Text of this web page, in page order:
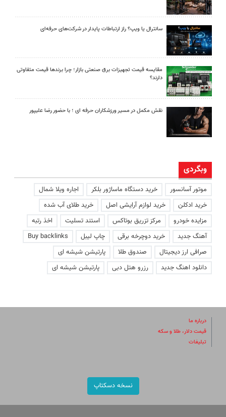
سانترال یا ویپ؟ راز ارتباطات پایدار در شرکت‌های حرفه‌ای
مقایسه قیمت تجهیزات برق صنعتی بازار؛ چرا برندها قیمت متفاوتی
دارند؟
نقش مکمل در مسیر ورزشکاران حرفه ای ؛ با حضور رضا علیپور
وبگردی
موتور آسانسور خرید دستگاه ماساژور بلکر
اجاره ویلا شمال
خرید ادکلن
خرید لوازم آرایشی اصل
خرید طلای آب شده
مزایده خودرو
مرکز تزریق بوتاکس استند تسلیت
اخذ رتبه
آهنگ جدید
خرید دوچرخه برقی چاپ لیبل
Buy backlinks
صرافی ارز دیجیتال
صندوق طلا
پارتیشن شیشه ای
دانلود اهنگ جدید
رزرو هتل دبی پارتیشن شیشه ای
درباره ما
قیمت دلار، طلا و سکه
تبلیغات
نسخه دسکتاپ